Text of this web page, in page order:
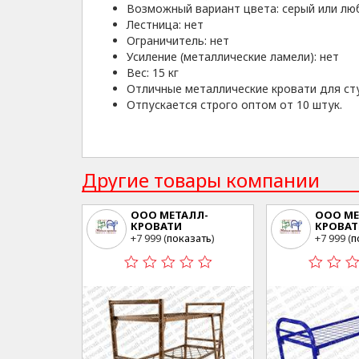
Возможный вариант цвета: серый или
Лестница: нет
Ограничитель: нет
Усиление (металлические ламели): нет
Вес: 15 кг
Отличные металлические кровати для
Отпускается строго оптом от 10 штук.
Другие товары компании
ООО МЕТАЛЛ-
КРОВАТИ
г.Москва ул.Свободы
35 стр23
+7 999 (показать)
ООО
35 стр23
+7 999 (